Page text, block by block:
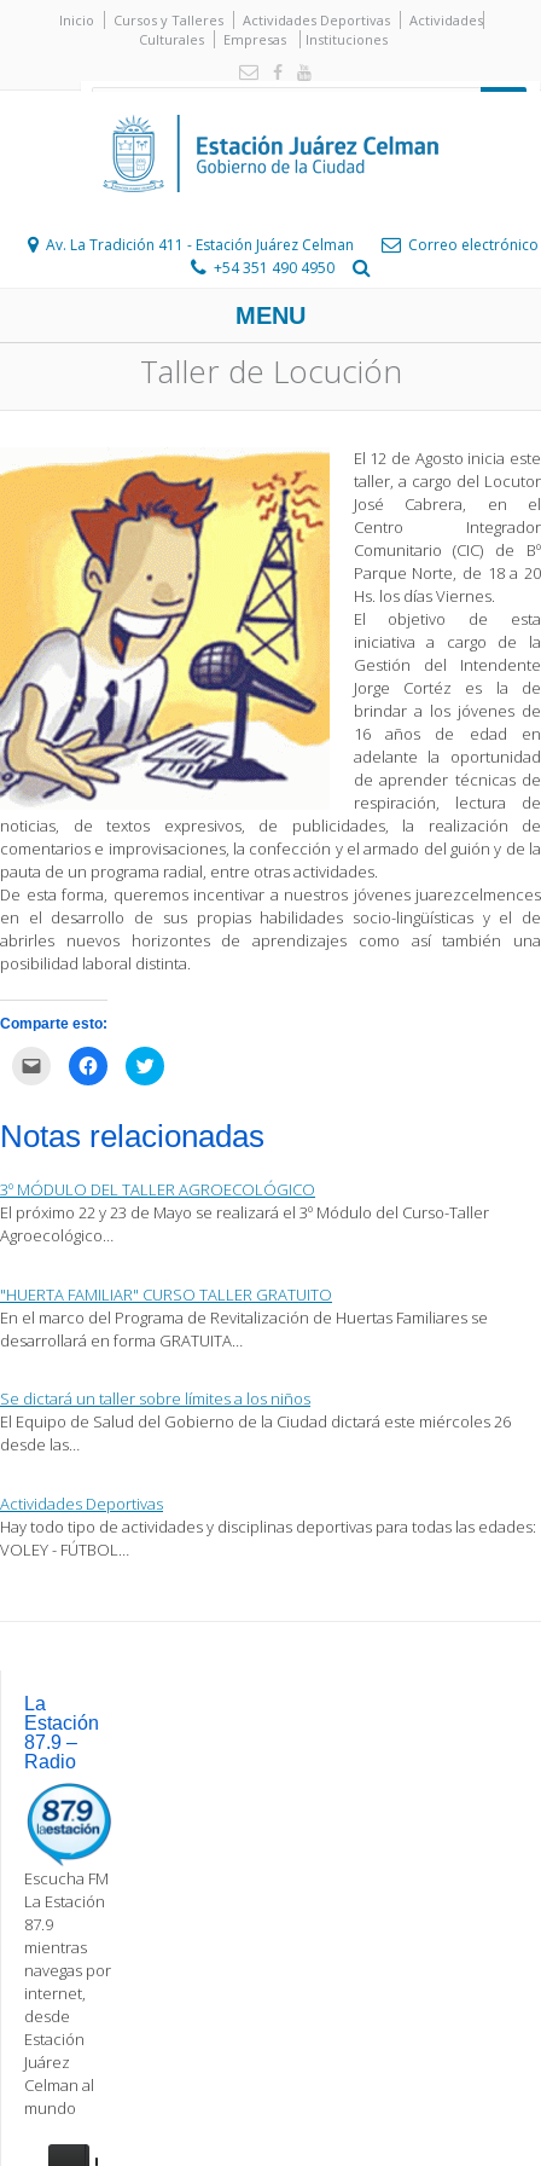
Inicio Cursos y Talleres Actividades Deportivas
Actividades
Culturales
Empresas Instituciones
Av. La Tradición 411 - Estación Juárez Celman
Correo electrónico
+54 351 490 4950
MENU
Taller de Locución
El 12 de Agosto inicia este
taller, a cargo del Locutor
José Cabrera, en el
Centro Integrador
Comunitario (CIC) de Bº
Parque Norte, de 18 a 20
Hs. los días Viernes.
El objetivo de esta
iniciativa a cargo de la
Gestión del Intendente
Jorge Cortéz es la de
brindar a los jóvenes de
16 años de edad en
adelante la oportunidad
de aprender técnicas de
respiración, lectura de
noticias, de textos expresivos, de publicidades, la realización de
comentarios e improvisaciones, la confección y el armado del guión y de la
pauta de un programa radial, entre otras actividades.
De esta forma, queremos incentivar a nuestros jóvenes juarezcelmences
en el desarrollo de sus propias habilidades socio-lingüísticas y el de
abrirles nuevos horizontes de aprendizajes como así también una
posibilidad laboral distinta.
Comparte esto:
correo
electrónico
amigo
(Se
abre
en
Haz
clic
Facebook
(Se
una
ventana
nueva)
Haz
clic
en
Twitter
(Se
una
ventana
nueva)
Notas relacionadas
3º MÓDULO DEL TALLER AGROECOLÓGICO
El próximo 22 y 23 de Mayo se realizará el 3º Módulo del Curso-Taller
Agroecológico…
"HUERTA FAMILIAR" CURSO TALLER GRATUITO
En el marco del Programa de Revitalización de Huertas Familiares se
desarrollará en forma GRATUITA…
Se dictará un taller sobre límites a los niños
El Equipo de Salud del Gobierno de la Ciudad dictará este miércoles 26
desde las…
Actividades Deportivas
Hay todo tipo de actividades y disciplinas deportivas para todas las edades:
VOLEY - FÚTBOL…
navigation
La
Estación
87.9 –
Radio
Escucha FM
La Estación
87.9
mientras
navegas por
internet,
desde
Estación
Juárez
Celman al
mundo